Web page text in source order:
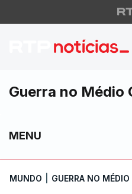
Amnistia
Guerra no Médio
MENU
MUNDO GUERRA NO